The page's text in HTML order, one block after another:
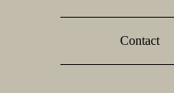
Contact